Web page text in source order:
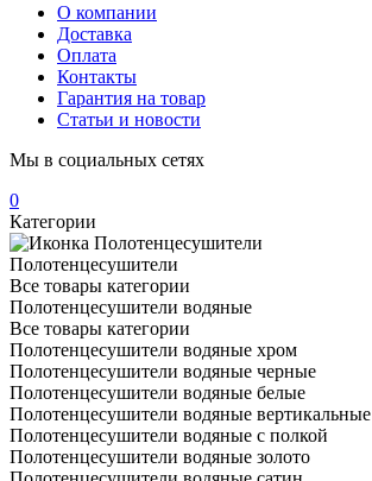
О компании
Доставка
Оплата
Контакты
Гарантия на товар
Статьи и новости
Мы в социальных сетях
0
Категории
Полотенцесушители
Все товары категории
Полотенцесушители водяные
Все товары категории
Полотенцесушители водяные хром
Полотенцесушители водяные черные
Полотенцесушители водяные белые
Полотенцесушители водяные вертикальные
Полотенцесушители водяные с полкой
Полотенцесушители водяные золото